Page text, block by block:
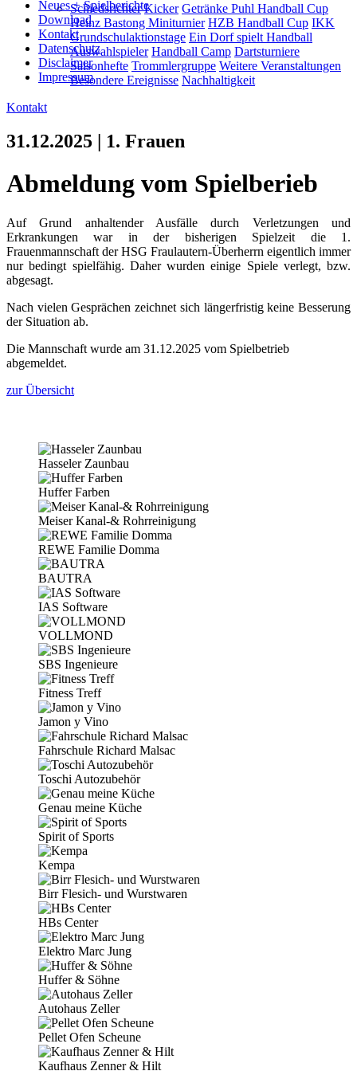
Neues + Spielberichte
Download
Kontakt
Datenschutz
Disclaimer
Impressum
Schiedsrichter Kicker Getränke Puhl Handball Cup
Heinz Bastong Miniturnier HZB Handball Cup IKK
Grundschulaktionstage Ein Dorf spielt Handball
Auswahlspieler Handball Camp Dartsturniere
Saisonhefte Trommlergruppe Weitere Veranstaltungen
Besondere Ereignisse Nachhaltigkeit
Kontakt
31.12.2025 | 1. Frauen
Abmeldung vom Spielberieb
Auf Grund anhaltender Ausfälle durch Verletzungen und
Erkrankungen war in der bisherigen Spielzeit die 1.
Frauenmannschaft der HSG Fraulautern-Überherrn eigentlich immer
nur bedingt spielfähig. Daher wurden einige Spiele verlegt, bzw.
abgesagt.
Nach vielen Gesprächen zeichnet sich längerfristig keine Besserung
der Situation ab.
Die Mannschaft wurde am 31.12.2025 vom Spielbetrieb
abgemeldet.
zur Übersicht
Hasseler Zaunbau
Huffer Farben
Meiser Kanal-& Rohrreinigung
REWE Familie Domma
BAUTRA
IAS Software
VOLLMOND
SBS Ingenieure
Fitness Treff
Jamon y Vino
Fahrschule Richard Malsac
Toschi Autozubehör
Genau meine Küche
Spirit of Sports
Kempa
Birr Flesich- und Wurstwaren
HBs Center
Elektro Marc Jung
Huffer & Söhne
Autohaus Zeller
Pellet Ofen Scheune
Kaufhaus Zenner & Hilt